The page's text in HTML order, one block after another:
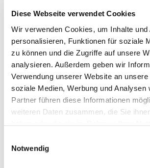
Diese Webseite verwendet Cookies
Wir verwenden Cookies, um Inhalte und
personalisieren, Funktionen für soziale
zu können und die Zugriffe auf unsere
analysieren. Außerdem geben wir
Verwendung unserer Website an
soziale Medien, Werbung und Analysen
Partner führen diese Informationen
weiteren Daten zusammen, die Sie
Notwendig
und 10 (Haltestelle „St.-Jürgen-
mit der Buslinie 25 (Haltestelle
oder „Friedrich-Karl-Straße“)
Wegbeschreibung zur pädiatrisch
onkologische Tagesklinik 3 als
Ihr Weg zur pädiatrisch
Tagesklinik 3
409 KB